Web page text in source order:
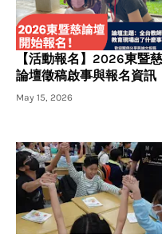
【活動報名】2026東暨慈
論壇徵稿啟事與報名資訊
May 15, 2026